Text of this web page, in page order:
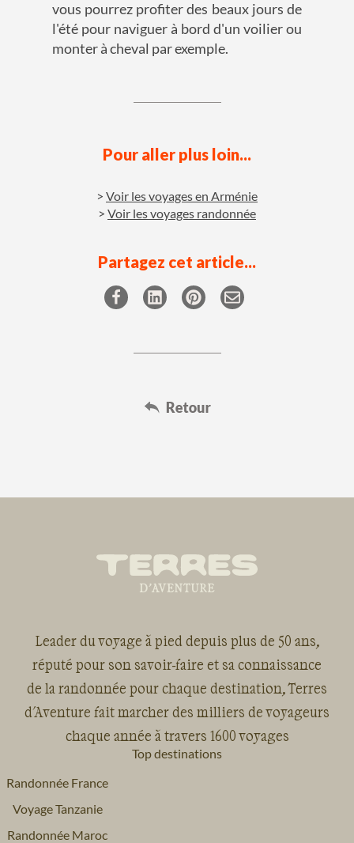
vous pourrez profiter des beaux jours de
l'été pour naviguer à bord d'un voilier ou
monter à cheval par exemple.
Pour aller plus loin...
Voir les voyages en Arménie
Voir les voyages randonnée
Partagez cet article...
Leader du voyage à pied depuis plus de 50 ans,
réputé pour son savoir-faire et sa connaissance
de la randonnée pour chaque destination, Terres
d'Aventure fait marcher des milliers de voyageurs
chaque année à travers 1600 voyages
Top destinations
Randonnée France
Voyage Tanzanie
Randonnée Maroc